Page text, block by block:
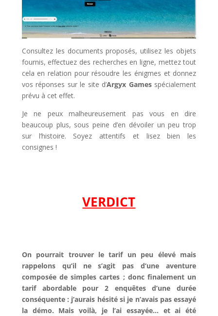
Consultez les documents proposés, utilisez les objets
fournis, effectuez des recherches en ligne, mettez tout
cela en relation pour résoudre les énigmes et donnez
vos réponses sur le site d’Argyx Gamesspécialement
prévu à cet effet.
Je ne peux malheureusement pas vous en dire
beaucoup plus, sous peine d’en dévoiler un peu trop
sur l’histoire. Soyez attentifs et lisez bien les
consignes !
VERDICT
On pourrait trouver le tarif un peu élevé mais
rappelons qu’il ne s’agit pas d’une aventure
composée de simples cartes ; donc finalement un
tarif abordable pour 2 enquêtes d’une durée
conséquente : j’aurais hésité si je n’avais pas essayé
la démo. Mais voilà, je l’ai essayée… et ai été